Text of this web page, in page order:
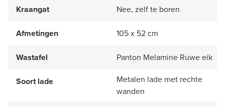
Kraangat Nee, zelf te boren
Afmetingen 105 x 52 cm
Wastafel Panton Melamine Ruwe eik
Soort lade
Metalen lade met rechte
wanden